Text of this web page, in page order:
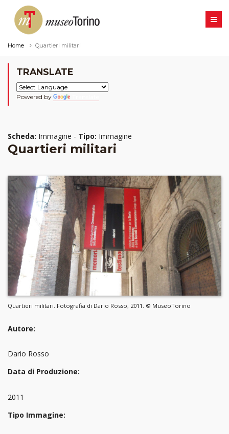
Home Quartieri militari
TRANSLATE
Powered by
Scheda: Immagine - Tipo: Immagine
Quartieri militari
Quartieri militari. Fotografia di Dario Rosso, 2011. © MuseoTorino
Autore:
Dario Rosso
Data di Produzione:
2011
Tipo Immagine: